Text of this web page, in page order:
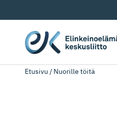
Etusivu / Nuorille töitä